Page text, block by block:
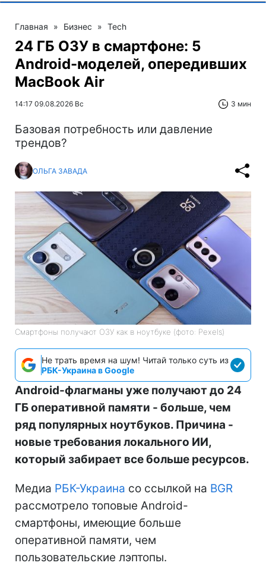
Главная » Бизнес » Tech
24 ГБ ОЗУ в смартфоне: 5
Android-моделей, опередивших
MacBook Air
14:17 09.08.2026 Вс 3 мин
Базовая потребность или давление
трендов?
ОЛЬГА ЗАВАДА
Смартфоны получают ОЗУ как в ноутбуке (фото: Pexels)
Не трать время на шум! Читай только суть из
РБК-Украина в Google
Android-флагманы уже получают до 24
ГБ оперативной памяти - больше, чем
ряд популярных ноутбуков. Причина -
новые требования локального ИИ,
который забирает все больше ресурсов.
Медиа РБК-Украина со ссылкой на BGR
рассмотрело топовые Android-
смартфоны, имеющие больше
оперативной памяти, чем
пользовательские лэптопы.